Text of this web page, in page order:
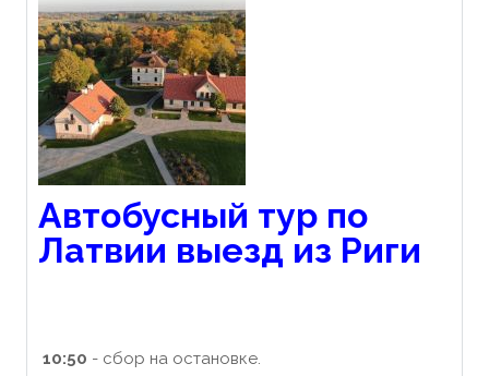
Автобусный тур по
Латвии выезд из Риги
10:50 - сбор на остановке.